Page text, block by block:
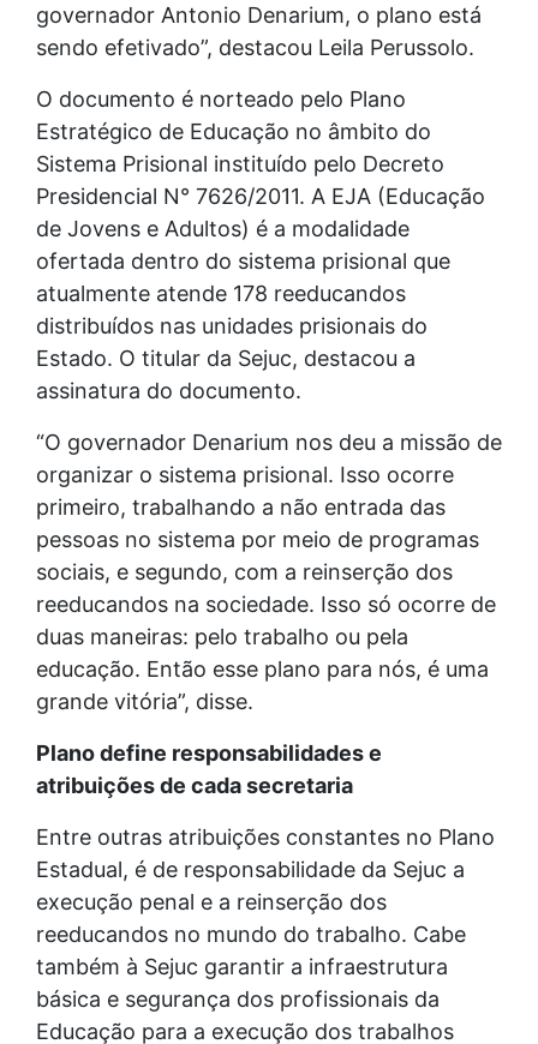
governador Antonio Denarium, o plano está
sendo efetivado”, destacou Leila Perussolo.
O documento é norteado pelo Plano
Estratégico de Educação no âmbito do
Sistema Prisional instituído pelo Decreto
Presidencial N° 7626/2011. A EJA (Educação
de Jovens e Adultos) é a modalidade
ofertada dentro do sistema prisional que
atualmente atende 178 reeducandos
distribuídos nas unidades prisionais do
Estado. O titular da Sejuc, destacou a
assinatura do documento.
“O governador Denarium nos deu a missão de
organizar o sistema prisional. Isso ocorre
primeiro, trabalhando a não entrada das
pessoas no sistema por meio de programas
sociais, e segundo, com a reinserção dos
reeducandos na sociedade. Isso só ocorre de
duas maneiras: pelo trabalho ou pela
educação. Então esse plano para nós, é uma
grande vitória”, disse.
Plano define responsabilidades e
atribuições de cada secretaria
Entre outras atribuições constantes no Plano
Estadual, é de responsabilidade da Sejuc a
execução penal e a reinserção dos
reeducandos no mundo do trabalho. Cabe
também à Sejuc garantir a infraestrutura
básica e segurança dos profissionais da
Educação para a execução dos trabalhos